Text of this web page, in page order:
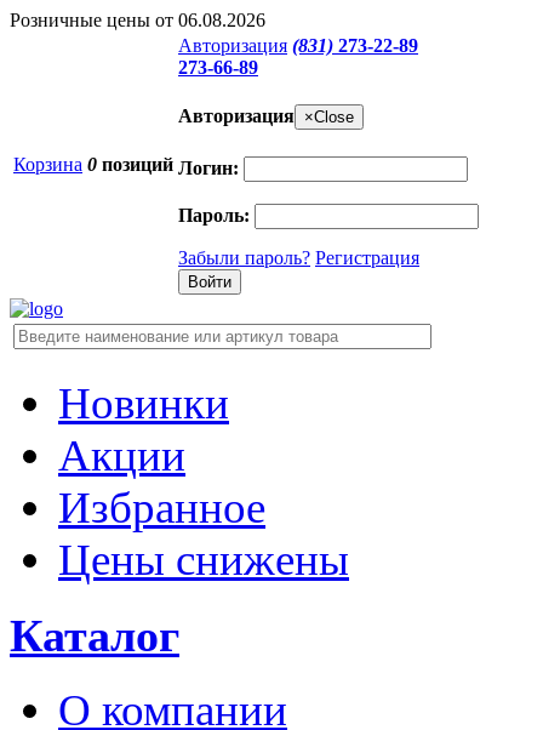
Розничные цены от 06.08.2026
Корзина 0 позиций
Авторизация (831) 273-22-89
273-66-89
Авторизация ×Close
Логин:
Пароль:
Забыли пароль? Регистрация
Новинки
Акции
Избранное
Цены снижены
Каталог
О компании